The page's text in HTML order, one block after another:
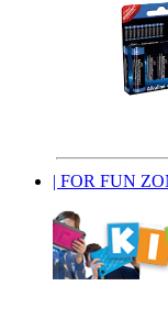
| FOR FUN